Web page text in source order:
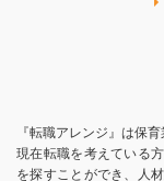
『転職アレンジ』は保
現在転職を考えている
を探すことができ、人